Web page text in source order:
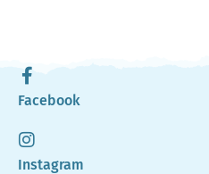
Facebook
Instagram